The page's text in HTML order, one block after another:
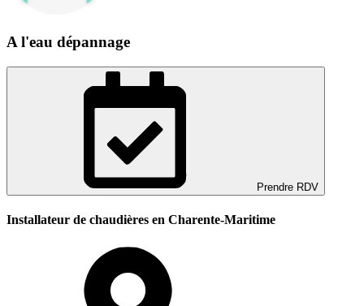
A l'eau dépannage
Prendre RDV
Installateur de chaudières en Charente-Maritime